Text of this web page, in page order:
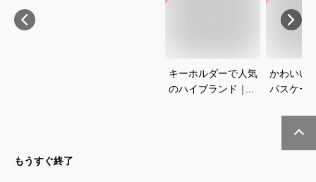
キーホルダーで人気
のハイブランド｜プ
かわいい
パスケー
もうすぐ終了